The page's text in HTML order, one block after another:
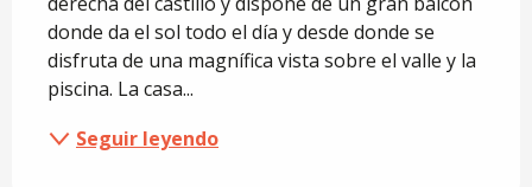
donde da el sol todo el día y desde donde se
disfruta de una magnífica vista sobre el valle y la
piscina. La casa...
Seguir leyendo